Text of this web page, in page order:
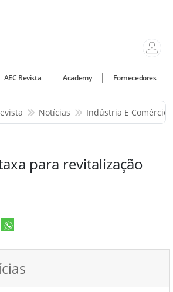
AEC Revista Academy Fornecedores
Notícias Indústria E Comércio
para revitalização